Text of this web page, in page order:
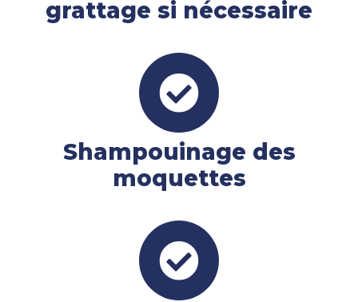
grattage si nécessaire
Shampouinage des
moquettes